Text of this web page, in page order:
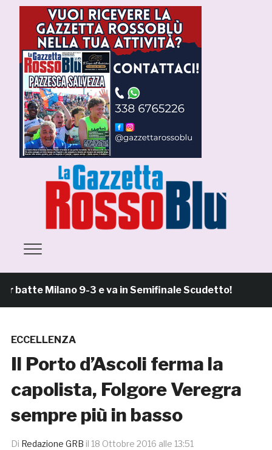
Milano 9-3 e va in Semifinale Scudetto!
ECCELLENZA
Il Porto d’Ascoli ferma la
capolista, Folgore Veregra
sempre più in basso
Di Redazione GRB il 18 Ottobre 2016 alle 13:51